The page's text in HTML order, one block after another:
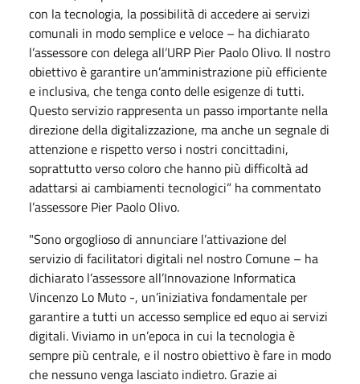
con la tecnologia, la possibilità di accedere ai servizi
comunali in modo semplice e veloce – ha dichiarato
l’assessore con delega all’URP Pier Paolo Olivo. Il nostro
obiettivo è garantire un’amministrazione più efficiente
e inclusiva, che tenga conto delle esigenze di tutti.
Questo servizio rappresenta un passo importante nella
direzione della digitalizzazione, ma anche un segnale di
attenzione e rispetto verso i nostri concittadini,
soprattutto verso coloro che hanno più difficoltà ad
adattarsi ai cambiamenti tecnologici” ha commentato
l’assessore Pier Paolo Olivo.
"Sono orgoglioso di annunciare l’attivazione del
servizio di facilitatori digitali nel nostro Comune – ha
dichiarato l’assessore all’Innovazione Informatica
Vincenzo Lo Muto -, un’iniziativa fondamentale per
garantire a tutti un accesso semplice ed equo ai servizi
digitali. Viviamo in un’epoca in cui la tecnologia è
sempre più centrale, e il nostro obiettivo è fare in modo
che nessuno venga lasciato indietro. Grazie ai